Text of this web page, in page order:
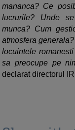
mananca? Ce
lucrurile? Unde
munca? Cum
atmosfera
locuintele
sa preocupe pe
declarat directorul